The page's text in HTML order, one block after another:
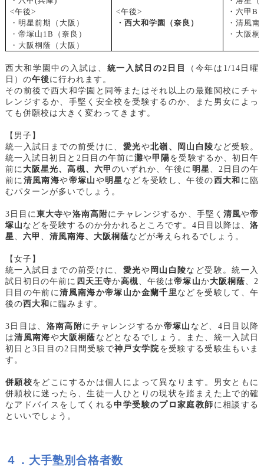
<午後>
・明星前期（大阪）
・帝塚山1B（奈良）
・大阪桐蔭（大阪）
<午後>
・西大和学園（奈良）
・六甲B
・清風
・大阪
西大和学園中の入試は、 統一入試日の2日目
（今年は1/14日曜
日）の午後に行われます。
その前後で西大和学園と同等またはそれ以上の最難関校にチャ
レンジするか、手堅く安全校を受験するのか、また男女によっ
ても併願校は大きく変わってきます。
【男子】
統一入試日までの前受けに、 愛光や北嶺、岡山白陵 など受験。
統一入試日初日と2日目の午前に灘や甲陽を受験するか、初日午
前に 大阪星光、高槻、六甲 のいずれか、午後に 明星
、2日目の午
前に 清風南海や帝塚山 や明星 などを受験し、午後の西大和 に臨
むパターンが多いでしょう。
3 日目に東大寺や洛南高附にチャレンジするか、手堅く 清風や帝
塚山 などを受験するのか分かれるところです。4日目以降は、洛
星
六甲 清風南海、大阪桐蔭などが考えられるでしょう。
【女子】
統一入試日までの前受けに、 愛光や 岡山白陵など受験。統一入
試日初日の午前に 四天王寺か高槻 、午後は帝塚山か大阪桐蔭 、2
日目の午前に清風南海か帝塚山か金蘭千里 などを受験して、午
後の西大和に臨みます。
3 日目は、 洛南高附にチャレンジするか帝塚山 など、4日目以降
は清風南海や大阪桐蔭 などとなるでしょう。また、統一入試日
初日と3日目の2日間受験で神戸女学院 を受験する受験生もいま
す。
併願校をどこにするかは個人によって異なります。男女ともに
併願校に迷ったら、生徒一人ひとりの現状を踏まえた上で的確
なアドバイスをしてくれる中学受験のプロ家庭教師 に相談する
といいでしょう。
４．大手塾別合格者数